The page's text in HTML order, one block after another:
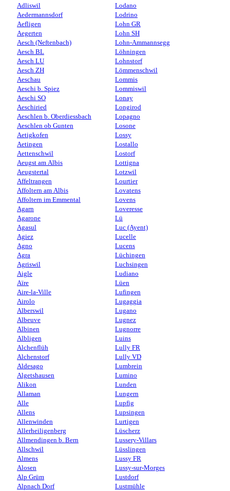
Adliswil
Aedermannsdorf
Aefligen
Aegerten
Aesch (Neftenbach)
Aesch BL
Aesch LU
Aesch ZH
Aeschau
Aeschi b. Spiez
Aeschi SO
Aeschiried
Aeschlen b. Oberdiessbach
Aeschlen ob Gunten
Aetigkofen
Aetingen
Aettenschwil
Aeugst am Albis
Aeugstertal
Affeltrangen
Affoltern am Albis
Affoltern im Emmental
Agarn
Agarone
Agasul
Agiez
Agno
Agra
Agriswil
Aigle
Aïre
Aire-la-Ville
Airolo
Alberswil
Albeuve
Albinen
Albligen
Alchenflüh
Alchenstorf
Aldesago
Algetshausen
Alikon
Allaman
Alle
Allens
Allenwinden
Allerheiligenberg
Allmendingen b. Bern
Allschwil
Almens
Alosen
Alp Grüm
Alpnach Dorf
Lodano
Lodrino
Lohn GR
Lohn SH
Lohn-Ammannsegg
Löhningen
Lohnstorf
Lömmenschwil
Lommis
Lommiswil
Lonay
Longirod
Lopagno
Losone
Lossy
Lostallo
Lostorf
Lottigna
Lotzwil
Lourtier
Lovatens
Lovens
Loveresse
Lü
Luc (Ayent)
Lucelle
Lucens
Lüchingen
Luchsingen
Ludiano
Lüen
Lufingen
Lugaggia
Lugano
Lugnez
Lugnorre
Luins
Lully FR
Lully VD
Lumbrein
Lumino
Lunden
Lungern
Lupfig
Lupsingen
Lurtigen
Lüscherz
Lussery-Villars
Lüsslingen
Lussy FR
Lussy-sur-Morges
Lustdorf
Lustmühle